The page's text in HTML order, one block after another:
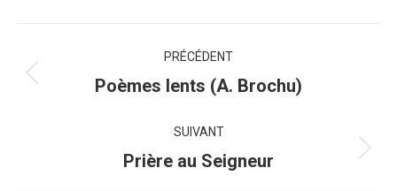
de
PRÉCÉDENT
Onglet
Poèmes lents (A. Brochu)
SUIVANT
Projets
Prière au Seigneur